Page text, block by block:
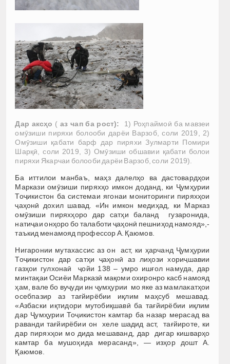
Дар аксҳо ( аз чап ба рост):
1) Роҳпаймоӣ ба мавзеи
омӯзиши пиряхи болооби дарёи Варзоб, соли 2019, 2)
Омӯзиши қабати барф дар пиряхи Зулмарти Помири
Шарқӣ, соли 2019, 3) Омӯзиши обшавии қабати болои
пиряхи Якарчаи болооби дарёи Варзоб, соли 2019).
Ба иттилои манбаъ, маҳз далелҳо ва дастовардҳои
Маркази омӯзиши пиряхҳо имкон доданд, ки Ҷумҳурии
Тоҷикистон ба системаи ягонаи мониторинги пиряхҳои
ҷаҳонӣ дохил шавад. «Ин имкон медиҳад, ки Марказ
омӯзиши пиряхҳоро дар сатҳи баланд гузаронида,
натиҷаи онҳоро бо талаботи ҷаҳонӣ пешниҳод намояд»,-
таъкид менамояд профессор А. Қаюмов.
Нигаронии мутахассис аз он аст, ки ҳарчанд Ҷумҳурии
Тоҷикистон дар сатҳи ҷаҳонӣ аз лиҳози хориҷшавии
газҳои гулхонаӣ ҷойи 138 – умро ишғол намуда, дар
минтақаи Осиёи Марказӣ мақоми охиронро касб намояд
ҳам, вале бо вуҷуди ин ҷумҳурии мо яке аз мамлакатҳои
осебпазир аз тағйирёбии иқлим маҳсуб мешавад.
«Азбаски иқтидори мутобиқшавӣ ба тағйирёбии иқлим
дар Ҷумҳурии Тоҷикистон камтар ба назар мерасад ва
раванди тағйирёбии он хеле шадид аст, тағйироте, ки
дар пиряхҳои мо дида мешаванд, дар дигар кишварҳо
камтар ба мушоҳида мерасанд», — изҳор дошт А.
Қаюмов.